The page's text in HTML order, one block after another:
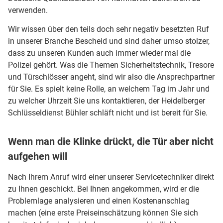
verwenden.
Wir wissen über den teils doch sehr negativ besetzten Ruf
in unserer Branche Bescheid und sind daher umso stolzer,
dass zu unseren Kunden auch immer wieder mal die
Polizei gehört. Was die Themen Sicherheitstechnik, Tresore
und Türschlösser angeht, sind wir also die Ansprechpartner
für Sie. Es spielt keine Rolle, an welchem Tag im Jahr und
zu welcher Uhrzeit Sie uns kontaktieren, der Heidelberger
Schlüsseldienst Bühler schläft nicht und ist bereit für Sie.
Wenn man die Klinke drückt, die Tür aber nicht
aufgehen will
Nach Ihrem Anruf wird einer unserer Servicetechniker direkt
zu Ihnen geschickt. Bei Ihnen angekommen, wird er die
Problemlage analysieren und einen Kostenanschlag
machen (eine erste Preiseinschätzung können Sie sich